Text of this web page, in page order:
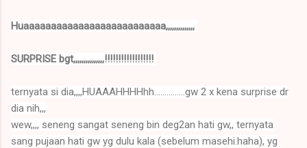
Huaaaaaaaaaaaaaaaaaaaaaaaaaa,,,,,,,,,,,,,,
SURPRISE bgt,,,,,,,,,,,,,,,!!!!!!!!!!!!!!!!!!
ternyata si dia,,,,HUAAAHHHHhh...............gw 2 x kena surprise dr
dia nih,,,
wew,,,, seneng sangat seneng bin deg2an hati gw,, ternyata
sang pujaan hati gw yg dulu kala (sebelum masehi.haha), yg